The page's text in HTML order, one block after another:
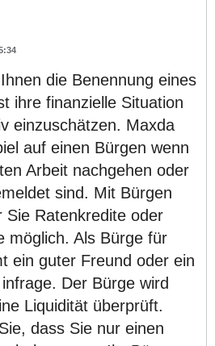
die Benennung eines
ihre finanzielle Situation
einzuschätzen. Maxda
auf einen Bürgen wenn
Arbeit nachgehen oder
sind. Mit Bürgen
Sie Ratenkredite oder
möglich. Als Bürge für
ein guter Freund oder ein
Der Bürge wird
Liquidität überprüft.
dass Sie nur einen